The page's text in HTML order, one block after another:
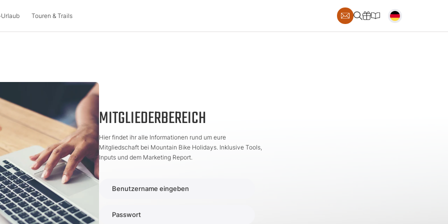
Italien
Slowenien
Angebote
Qualitätsversprechen
Urlaubsthemen
Biken mit der Familie
Bike & Wellness
Bike & Kulinarik
Biken als Gruppe
Angebote
Blog
Touren & Trails
Singletrails
Mehrtagestouren
MITGLIEDERBEREICH
Hier findet ihr alle Informationen rund um eure
Mitgliedschaft bei Mountain Bike Holidays. Inklusive Tools,
Inputs und dem Marketing Report.
Benutzername eingeben
Passwort